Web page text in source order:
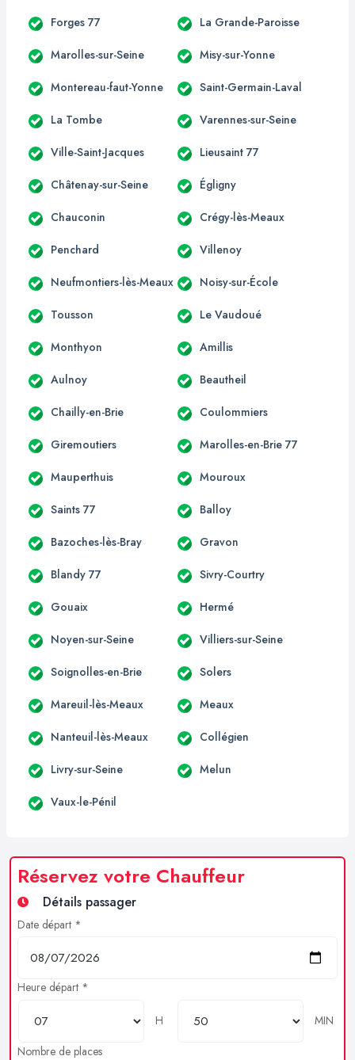
Forges 77 La Grande-Paroisse
Marolles-sur-Seine Misy-sur-Yonne
Montereau-faut-Yonne Saint-Germain-Laval
La Tombe Varennes-sur-Seine
Ville-Saint-Jacques Lieusaint 77
Châtenay-sur-Seine Égligny
Chauconin Crégy-lès-Meaux
Penchard Villenoy
Neufmontiers-lès-Meaux Noisy-sur-École
Tousson Le Vaudoué
Monthyon Amillis
Aulnoy Beautheil
Chailly-en-Brie Coulommiers
Giremoutiers Marolles-en-Brie 77
Mauperthuis Mouroux
Saints 77 Balloy
Bazoches-lès-Bray Gravon
Blandy 77 Sivry-Courtry
Gouaix Hermé
Noyen-sur-Seine Villiers-sur-Seine
Soignolles-en-Brie Solers
Mareuil-lès-Meaux Meaux
Nanteuil-lès-Meaux Collégien
Livry-sur-Seine Melun
Vaux-le-Pénil
Réservez votre Chauffeur
Détails passager
Date départ *
Heure départ *
H
MIN
Nombre de places